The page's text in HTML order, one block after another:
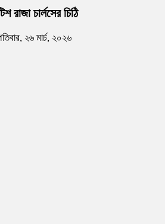
রাজা চার্লসের চি‌ঠি
২৬ মার্চ, ২০২৬